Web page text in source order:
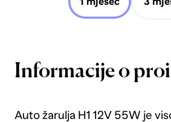
Informacije o
Auto žarulja H1 12V 55W je